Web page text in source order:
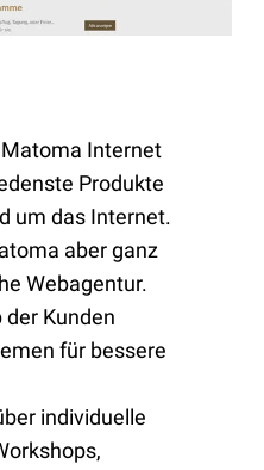
Internet
Produkte
um das Internet.
aber ganz
Webagentur.
Kunden
für bessere
individuelle